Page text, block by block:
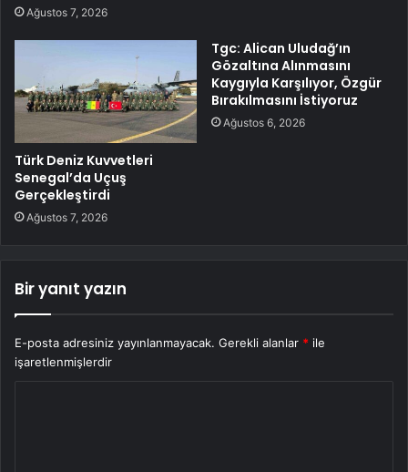
Ağustos 7, 2026
Türk Deniz Kuvvetleri
Senegal’da Uçuş
Gerçekleştirdi
Ağustos 7, 2026
Tgc: Alican Uludağ’ın
Gözaltına Alınmasını
Kaygıyla Karşılıyor, Özgür
Bırakılmasını İstiyoruz
Ağustos 6, 2026
Bir yanıt yazın
E-posta adresiniz yayınlanmayacak. Gerekli alanlar * ile
işaretlenmişlerdir